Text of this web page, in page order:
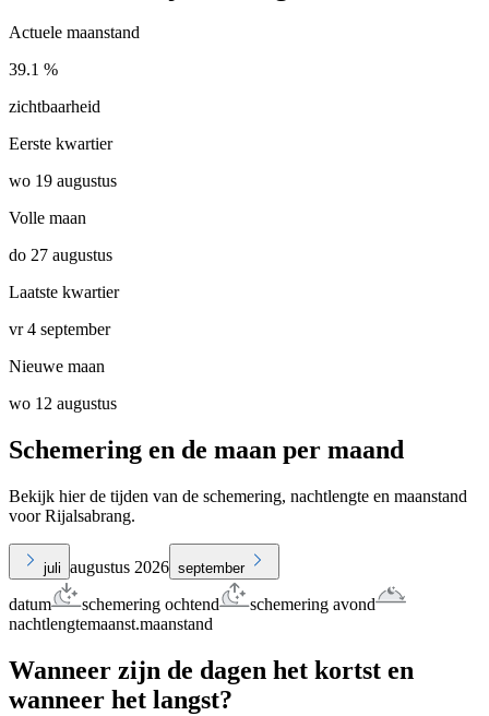
Actuele maanstand
39.1 %
zichtbaarheid
Eerste kwartier
wo 19 augustus
Volle maan
do 27 augustus
Laatste kwartier
vr 4 september
Nieuwe maan
wo 12 augustus
Schemering en de maan per maand
Bekijk hier de tijden van de schemering, nachtlengte en maanstand
voor Rijalsabrang.
juli augustus 2026 september
datum schemering ochtend
schemering avond
nachtlengtemaanst.maanstand
Wanneer zijn de dagen het kortst en
wanneer het langst?